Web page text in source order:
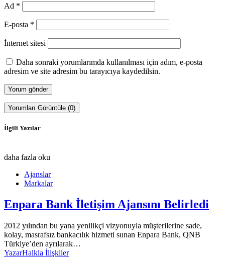
Ad *
E-posta *
İnternet sitesi
Daha sonraki yorumlarımda kullanılması için adım, e-posta
adresim ve site adresim bu tarayıcıya kaydedilsin.
Yorumları Görüntüle (0)
İlgili Yazılar
daha fazla oku
Ajanslar
Markalar
Enpara Bank İletişim Ajansını Belirledi
2012 yılından bu yana yenilikçi vizyonuyla müşterilerine sade,
kolay, masrafsız bankacılık hizmeti sunan Enpara Bank, QNB
Türkiye’den ayrılarak…
YazarHalkla İlişkiler